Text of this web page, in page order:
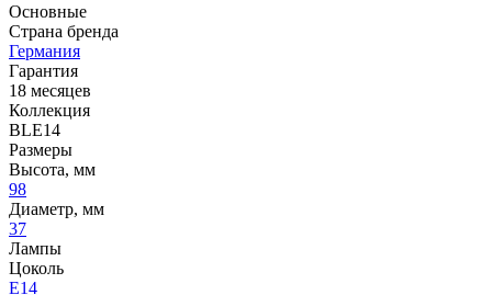
Основные
Страна бренда
Германия
Гарантия
18 месяцев
Коллекция
BLE14
Размеры
Высота, мм
98
Диаметр, мм
37
Лампы
Цоколь
E14